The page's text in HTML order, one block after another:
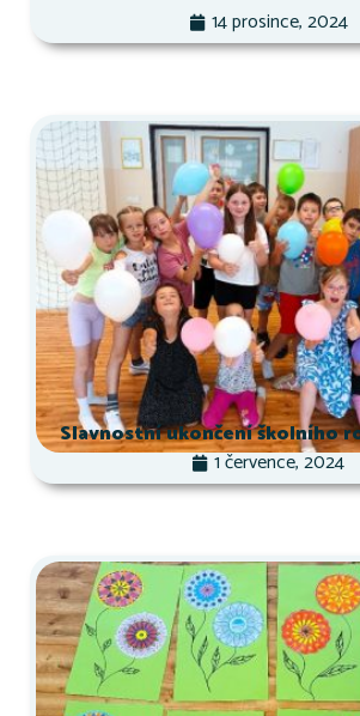
14 prosince, 2024
Slavnostní ukončení školního
1 července, 2024